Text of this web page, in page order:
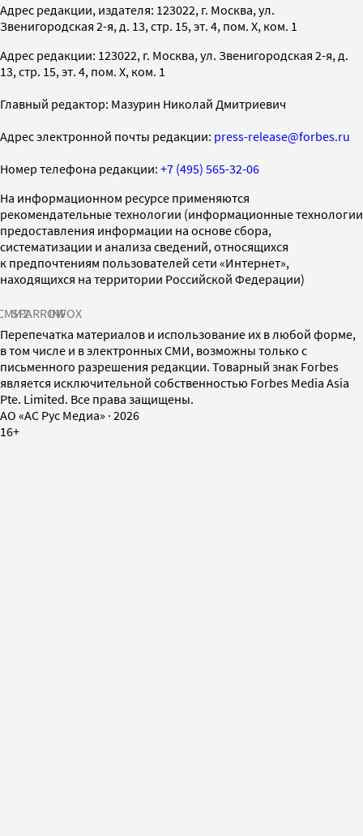
Адрес редакции, издателя: 123022, г. Москва, ул.
Звенигородская 2-я, д. 13, стр. 15, эт. 4, пом. X, ком. 1
Адрес редакции: 123022, г. Москва, ул. Звенигородская 2-я, д.
13, стр. 15, эт. 4, пом. X, ком. 1
Главный редактор: Мазурин Николай Дмитриевич
Адрес электронной почты редакции: press-release@forbes.ru
Номер телефона редакции: +7 (495) 565-32-06
На информационном ресурсе применяются
рекомендательные технологии (информационные технологии
предоставления информации на основе сбора,
систематизации и анализа сведений, относящихся
к предпочтениям пользователей сети «Интернет»,
находящихся на территории Российской Федерации)
SPARROWINFOX
Перепечатка материалов и использование их в любой форме,
в том числе и в электронных СМИ, возможны только с
письменного разрешения редакции. Товарный знак Forbes
является исключительной собственностью Forbes Media Asia
Pte. Limited. Все права защищены.
AO «АС Рус Медиа» · 2026
16+